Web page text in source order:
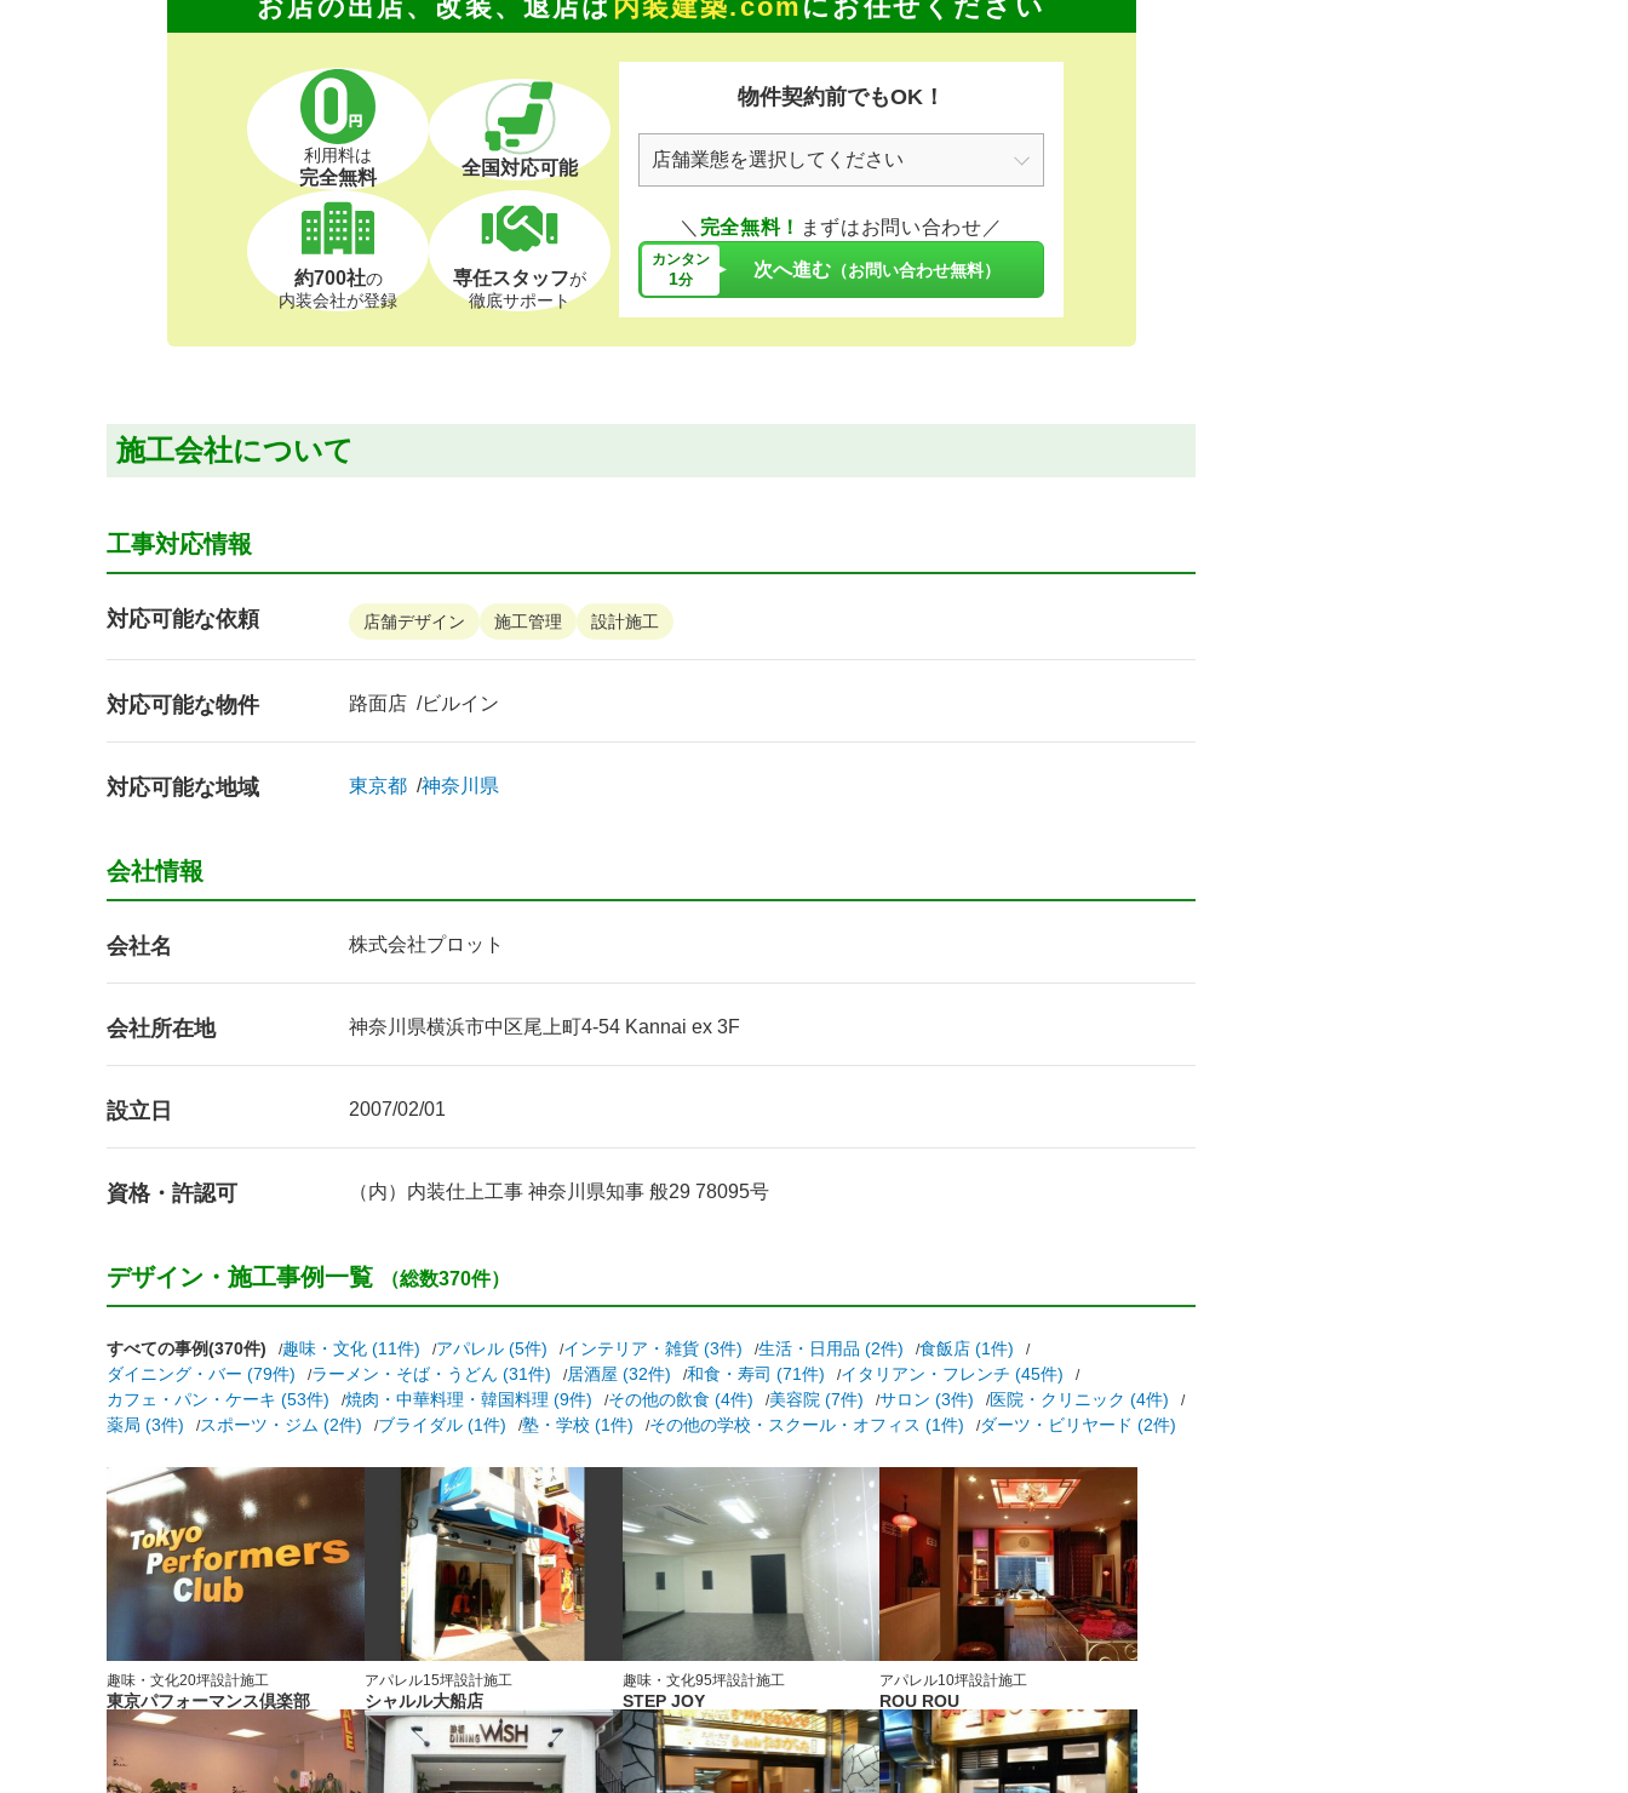
お店の出店、改装、退店は 内装建築.com にお任せください
利用料は
完全無料 全国対応可能
約700社の
内装会社が登録
専任スタッフが
徹底サポート
物件契約前でもOK！
＼ 完全無料！ まずはお問い合わせ／
カンタン
1分 次へ進む （お問い合わせ無料）
施工会社について
工事対応情報
対応可能な依頼 店舗デザイン 施工管理 設計施工
対応可能な物件 路面店 ビルイン
対応可能な地域 東京都 神奈川県
会社情報
会社名 株式会社プロット
会社所在地 神奈川県横浜市中区尾上町4-54 Kannai ex 3F
設立日 2007/02/01
資格・許認可 （内）内装仕上工事 神奈川県知事 般29 78095号
デザイン・施工事例一覧 （総数370件）
すべての事例(370件) 趣味・文化 (11件) アパレル (5件) インテリア・雑貨 (3件) 生活・日用品 (2件)
食飯店 (1件)
ダイニング・バー (79件)
ラーメン・そば・うどん (31件) 居酒屋 (32件) 和食・寿司 (71件)
イタリアン・フレンチ (45件)
カフェ・パン・ケーキ (53件)
焼肉・中華料理・韓国料理 (9件) その他の飲食 (4件) 美容院 (7件) サロン (3件)
医院・クリニック (4件)
薬局 (3件)
スポーツ・ジム (2件) ブライダル (1件) 塾・学校 (1件) その他の学校・スクール・オフィス (1件) ダーツ・ビリヤード (2件)
趣味・文化20坪設計施工
東京パフォーマンス倶楽部
アパレル15坪設計施工
シャルル大船店
趣味・文化95坪設計施工
STEP JOY
アパレル10坪設計施工
ROU ROU